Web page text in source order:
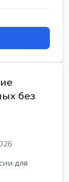
без
для